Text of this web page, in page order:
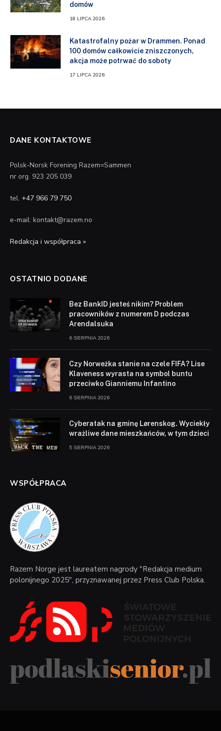
domów
18 LIPCA 2026
Katastrofalny pożar w Drammen. Ponad
100 domów całkowicie zniszczonych,
akcja może potrwać do soboty
17 LIPCA 2026
DANE KONTAKTOWE
Polsk-Norsk Forening Razem=Sammen
nr org. 923 205 039
tel. +47 966 79 750
e-mail: kontakt@razem.no
Redakcja i współpraca »
OSTATNIO DODANE
Bez BankID jesteś nikim? Problem
pracowników z numerem D podczas
Arendalsuka
6 SIERPNIA 2026
Czy Norweżka stanie na czele FIFA? Lise
Klaveness wyrasta na symbol buntu
przeciwko Gianniemu Infantino
6 SIERPNIA 2026
Cyberatak na gminę Lørenskog. Wyciekły
wrażliwe dane mieszkańców, w tym dzieci
5 SIERPNIA 2026
WSPÓŁPRACA
Razem Norge jest laureatem nagrody "Redakcja medium
polonijnego 2025", przyznawanej przez Press Club Polska.